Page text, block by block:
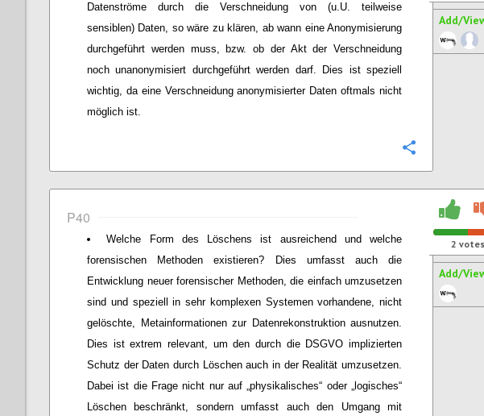
Datenströme durch die Verschneidung von (u.U. teilweise
sensiblen) Daten, so wäre zu klären, ab wann eine Anonymisierung
durchgeführt werden muss, bzw. ob der Akt der Verschneidung
noch unanonymisiert durchgeführt werden darf. Dies ist speziell
wichtig, da eine Verschneidung anonymisierter Daten oftmals nicht
möglich ist.
Add/
P40
Welche Form des Löschens ist ausreichend und welche
forensischen Methoden existieren? Dies umfasst auch die
Entwicklung neuer forensischer Methoden, die einfach umzusetzen
sind und speziell in sehr komplexen Systemen vorhandene, nicht
gelöschte, Metainformationen zur Datenrekonstruktion ausnutzen.
Dies ist extrem relevant, um den durch die DSGVO implizierten
Schutz der Daten durch Löschen auch in der Realität umzusetzen.
Dabei ist die Frage nicht nur auf „physikalisches“ oder „logisches“
Löschen beschränkt, sondern umfasst auch den Umgang mit
2 votes
Add/